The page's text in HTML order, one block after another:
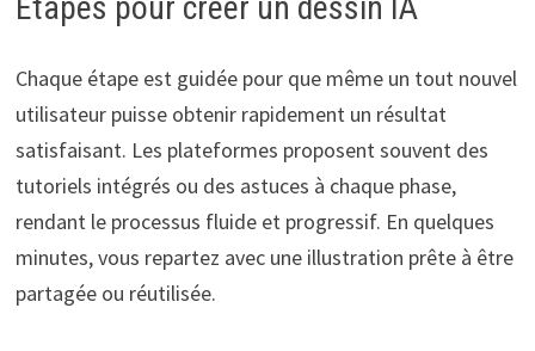
Étapes pour créer un dessin IA
Chaque étape est guidée pour que même un tout nouvel
utilisateur puisse obtenir rapidement un résultat
satisfaisant. Les plateformes proposent souvent des
tutoriels intégrés ou des astuces à chaque phase,
rendant le processus fluide et progressif. En quelques
minutes, vous repartez avec une illustration prête à être
partagée ou réutilisée.